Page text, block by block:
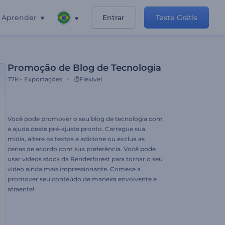
Aprender Entrar Teste Grátis
Promoção de Blog de Tecnologia
77K+ Exportações Flexível
Você pode promover o seu blog de tecnologia com
a ajuda deste pré-ajuste pronto. Carregue sua
mídia, altere os textos e adicione ou exclua as
cenas de acordo com sua preferência. Você pode
usar vídeos stock da Renderforest para tornar o seu
vídeo ainda mais impressionante. Comece a
promover seu conteúdo de maneira envolvente e
atraente!